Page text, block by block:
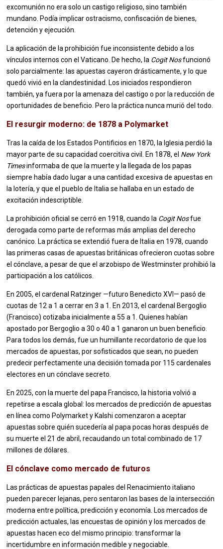
excomunión no era solo un castigo religioso, sino también
mundano. Podía implicar ostracismo, confiscación de bienes,
detención y ejecución.
La aplicación de la prohibición fue inconsistente debido a los
vínculos internos con el Vaticano. De hecho, la Cogit Nosfuncionó
solo parcialmente: las apuestas cayeron drásticamente, y lo que
quedó vivió en la clandestinidad. Los iniciados respondieron
también, ya fuera por la amenaza del castigo o por la reducción de
oportunidades de beneficio. Pero la práctica nunca murió del todo.
El resurgir moderno: de 1878 a Polymarket
Tras la caída de los Estados Pontificios en 1870, la Iglesia perdió la
mayor parte de su capacidad coercitiva civil. En 1878, el New York
Timesinformaba de que la muerte y la llegada de los papas
siempre había dado lugar a una cantidad excesiva de apuestas en
la lotería, y que el pueblo de Italia se hallaba en un estado de
excitación indescriptible.
La prohibición oficial se cerró en 1918, cuando la Cogit Nosfue
derogada como parte de reformas más amplias del derecho
canónico. La práctica se extendió fuera de Italia en 1978, cuando
las primeras casas de apuestas británicas ofrecieron cuotas sobre
el cónclave, a pesar de que el arzobispo de Westminster prohibió la
participación a los católicos.
En 2005, el cardenal Ratzinger —futuro Benedicto XVI— pasó de
cuotas de 12 a 1 a cerrar en 3 a 1. En 2013, el cardenal Bergoglio
(Francisco) cotizaba inicialmente a 55 a 1. Quienes habían
apostado por Bergoglio a 30 o 40 a 1 ganaron un buen beneficio.
Para todos los demás, fue un humillante recordatorio de que los
mercados de apuestas, por sofisticados que sean, no pueden
predecir perfectamente una decisión tomada por 115 cardenales
electores en un cónclave secreto.
En 2025, con la muerte del papa Francisco, la historia volvió a
repetirse a escala global: los mercados de predicción de apuestas
en línea como Polymarket y Kalshi comenzaron a aceptar
apuestas sobre quién sucedería al papa pocas horas después de
su muerte el 21 de abril, recaudando un total combinado de 17
millones de dólares.
El cónclave como mercado de futuros
Las prácticas de apuestas papales del Renacimiento italiano
pueden parecer lejanas, pero sentaron las bases de la intersección
moderna entre política, predicción y economía. Los mercados de
predicción actuales, las encuestas de opinión y los mercados de
apuestas hacen eco del mismo principio: transformar la
incertidumbre en información medible y negociable.